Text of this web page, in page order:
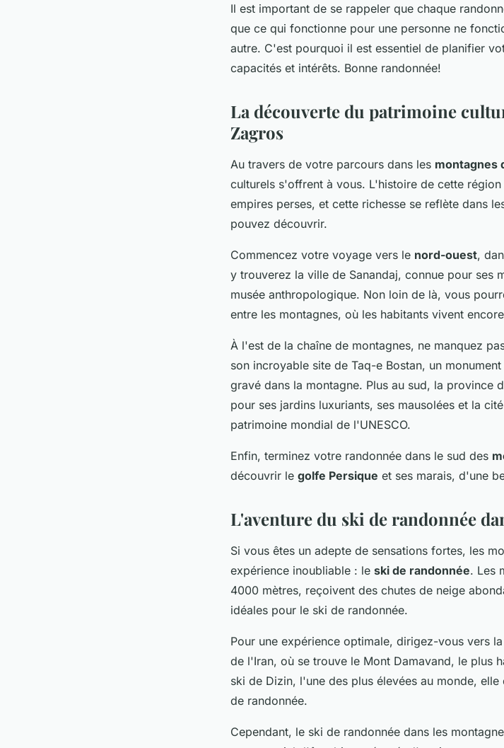
Il est important de se rappeler que chaque
que ce qui fonctionne pour une personne ne
autre. C'est pourquoi il est essentiel de planifier
capacités et intérêts. Bonne randonnée!
La découverte du patrimoine
Zagros
Au travers de votre parcours dans les montagnes
culturels s'offrent à vous. L'histoire de cette
empires perses, et cette richesse se reflète dans
pouvez découvrir.
Commencez votre voyage vers le nord-ouest,
y trouverez la ville de Sanandaj, connue pour ses
musée anthropologique. Non loin de là, vous
entre les montagnes, où les habitants vivent
À l'est de la chaîne de montagnes, ne manquez
son incroyable site de Taq-e Bostan, un
gravé dans la montagne. Plus au sud, la province
pour ses jardins luxuriants, ses mausolées et la
patrimoine mondial de l'UNESCO.
Enfin, terminez votre randonnée dans le sud des
découvrir le golfe Persique et ses marais, d'une
L'aventure du ski de randonnée
Si vous êtes un adepte de sensations fortes, les
expérience inoubliable : le ski de randonnée. Les
4000 mètres, reçoivent des chutes de neige
idéales pour le ski de randonnée.
Pour une expérience optimale, dirigez-vous vers
de l'Iran, où se trouve le Mont Damavand, le plus
ski de Dizin, l'une des plus élevées au monde,
de randonnée.
Cependant, le ski de randonnée dans les